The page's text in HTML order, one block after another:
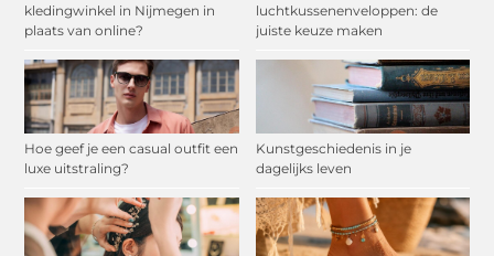
kledingwinkel in Nijmegen in
plaats van online?
luchtkussenenveloppen: de
juiste keuze maken
Hoe geef je een casual outfit een
luxe uitstraling?
Kunstgeschiedenis in je
dagelijks leven